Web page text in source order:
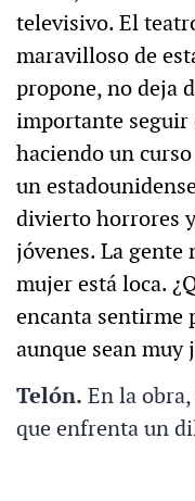
televisivo. El
maravilloso de
propone, no deja
importante seguir
haciendo un
un
divierto horrores
jóvenes. La gente
mujer está loca.
encanta sentirme
aunque sean muy
Telón. En la
que enfrenta un